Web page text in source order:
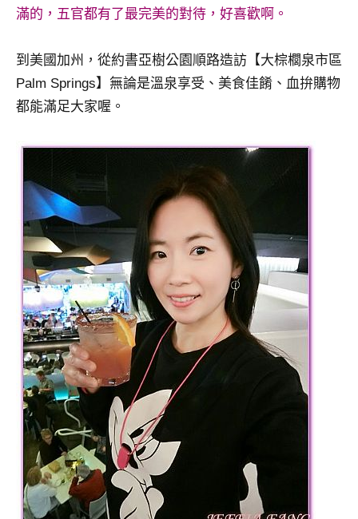
滿的，五官都有了最完美的對待，好喜歡啊。
到美國加州，從約書亞樹公園順路造訪【大棕櫚泉市區
Palm Springs】無論是溫泉享受、美食佳餚、血拚購物
都能滿足大家喔。